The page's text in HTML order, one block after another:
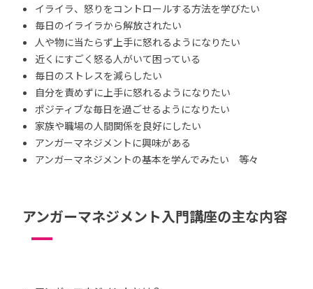
イライラ、怒りをコントロールする方法を学びたい
毎日のイライラから解放されたい
人や物に当たらず上手に怒れるようになりたい
近くにすごく怒る人がいて困っている
毎日のストレスを減らしたい
自分を責めずに上手に怒れるようになりたい
ポジティブな毎日を過ごせるようになりたい
家族や職場の人間関係を良好にしたい
アンガーマネジメントに興味がある
アンガーマネジメントの基本を学んでみたい 等々
アンガーマネジメント入門講座の主な内容